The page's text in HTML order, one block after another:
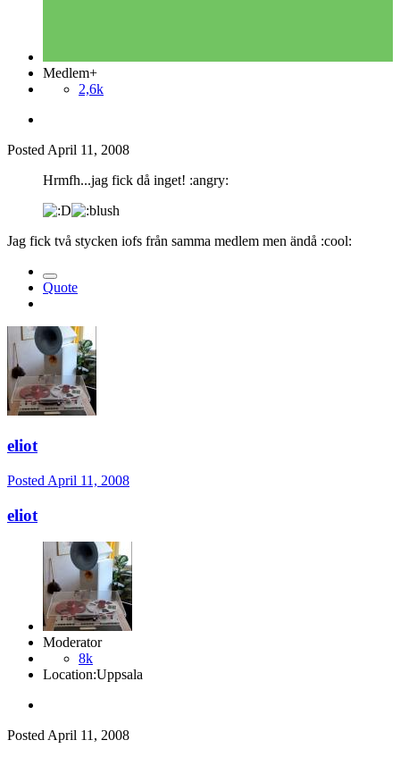
Medlem+
2,6k
Posted April 11, 2008
Hrmfh...jag fick då inget! :angry:
Jag fick två stycken iofs från samma medlem men ändå :cool:
Quote
eliot
Posted April 11, 2008
eliot
Moderator
8k
Location:Uppsala
Posted April 11, 2008